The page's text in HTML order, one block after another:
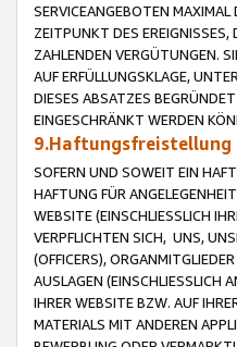
SERVICEANGEBOTEN
ZEITPUNKT DES
ZAHLENDEN VERGÜTUNGEN.
AUF ERFÜLLUNGSKLAGE,
DIESES ABSATZES
EINGESCHRÄNKT WERDEN
9.Haftungsfreistellung
SOFERN UND SOWEIT EIN
HAFTUNG FÜR
WEBSITE (EINSCHLIESSLICH
VERPFLICHTEN SICH, UNS,
(OFFICERS),
AUSLAGEN (EINSCHLIESSLICH
IHRER WEBSITE BZW. AUF
MATERIALS MIT ANDEREN